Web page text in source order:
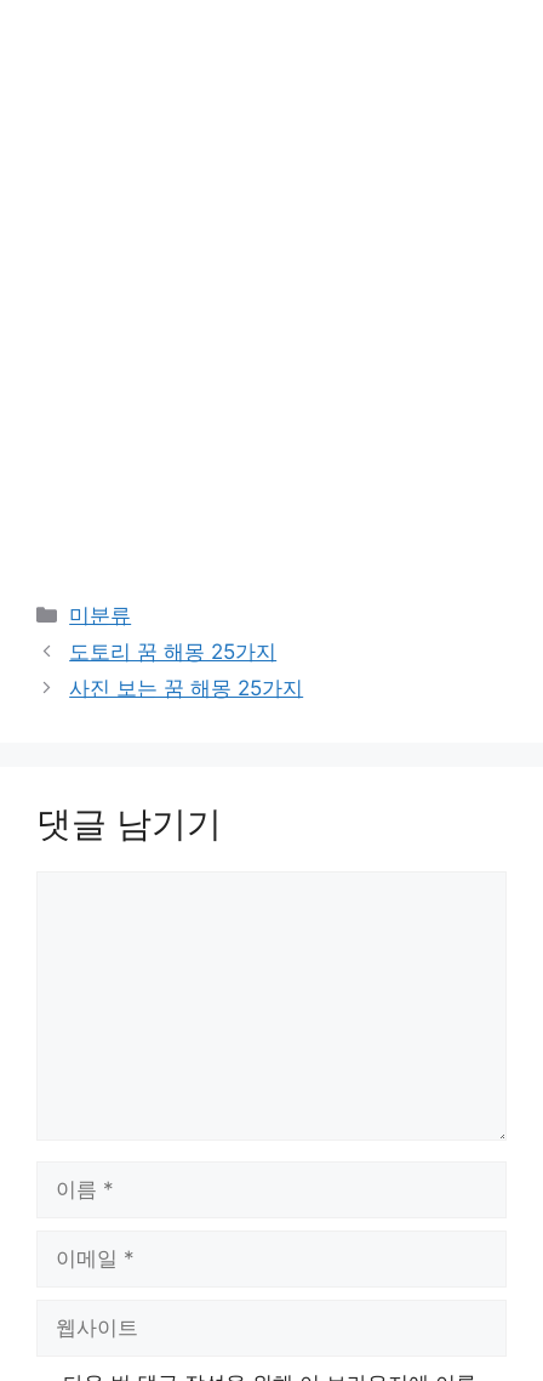
카
테
리
미분류
도토리 꿈 해몽 25가지
사진 보는 꿈 해몽 25가지
댓글 남기기